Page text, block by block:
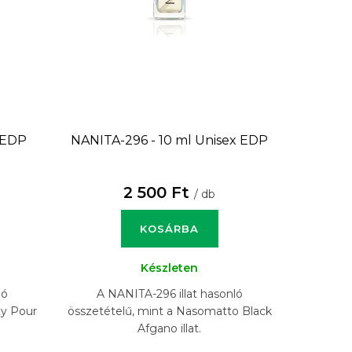
Pour
NANITA-296 - 10 ml Unisex EDP
2 500 Ft/ db
KOSÁRBA
Készleten
A NANITA-296 illat hasonló
összetételű, mint a Nasomatto Black
Afgano illat.